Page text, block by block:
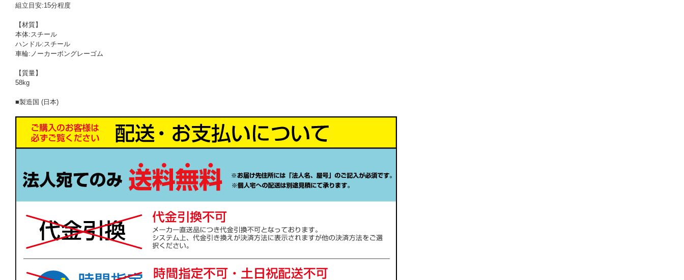
組立目安:15分程度
【材質】
本体:スチール
ハンドル:スチール
車輪:ノーカーボングレーゴム
【質量】
58kg
■製造国 (日本)